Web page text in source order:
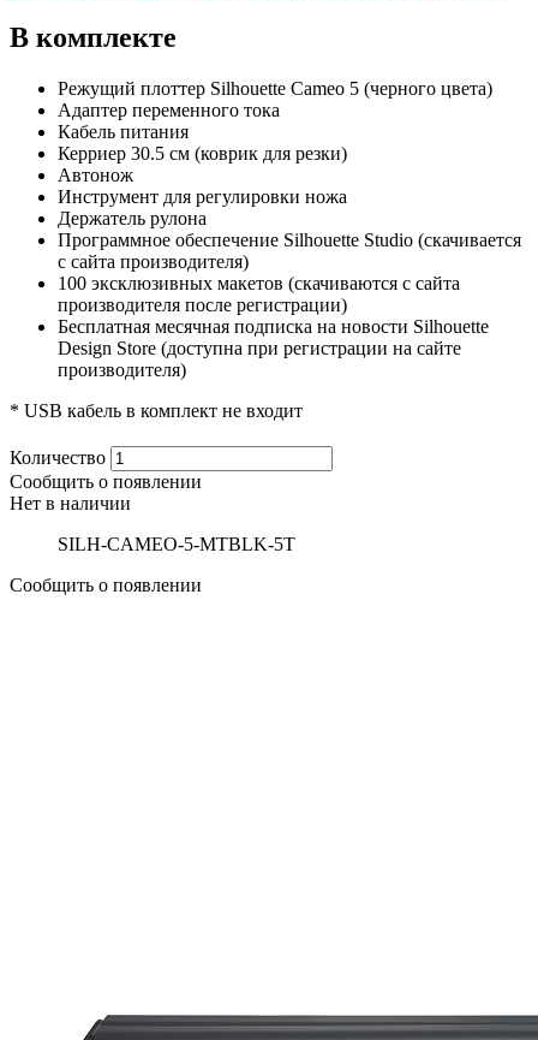
В комплекте
Режущий плоттер Silhouette Cameo 5 (черного цвета)
Адаптер переменного тока
Кабель питания
Керриер 30.5 см (коврик для резки)
Автонож
Инструмент для регулировки ножа
Держатель рулона
Программное обеспечение Silhouette Studio (скачивается
с сайта производителя)
100 эксклюзивных макетов (скачиваются с сайта
производителя после регистрации)
Бесплатная месячная подписка на новости Silhouette
Design Store (доступна при регистрации на сайте
производителя)
* USB кабель в комплект не входит
Количество
Сообщить о появлении
Нет в наличии
SILH-CAMEO-5-MTBLK-5T
Сообщить о появлении